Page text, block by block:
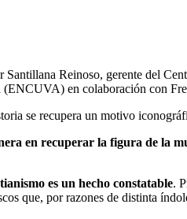
Santillana Reinoso, gerente del
en colaboración con
se recupera un motivo
en recuperar la figura de la
es un hecho constatable.
que, por razones de distinta